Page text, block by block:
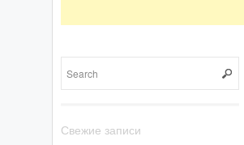
Свежие записи